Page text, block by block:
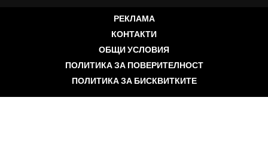
РЕКЛАМА
КОНТАКТИ
ОБЩИ УСЛОВИЯ
ПОЛИТИКА ЗА ПОВЕРИТЕЛНОСТ
ПОЛИТИКА ЗА БИСКВИТКИТЕ